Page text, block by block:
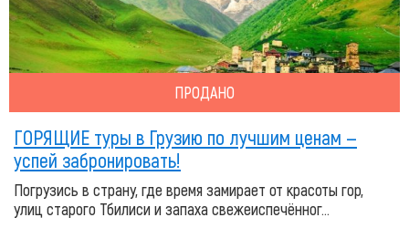
ПРОДАНО
ГОРЯЩИЕ туры в Грузию по лучшим ценам —
успей забронировать!
Погрузись в страну, где время замирает от красоты гор,
улиц старого Тбилиси и запаха свежеиспечённог...